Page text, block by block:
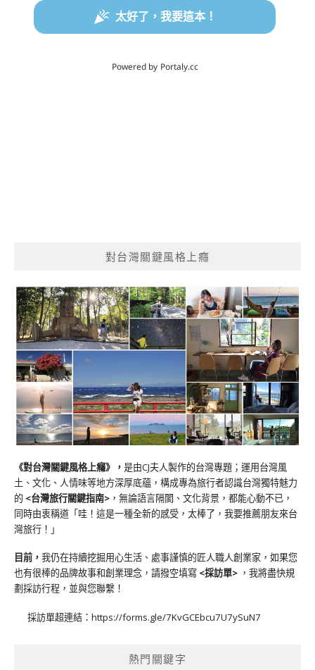
對台灣關鍵風格上癮
《對台灣關鍵風格上癮》 ， 是由CJ夫人製作的台灣專題；運用台灣風
土、文化、人情味等地方深厚底蘊，構成專為旅行者認識台灣獨特魅力
的 <台灣旅行關鍵指南> ，無論語言隔閡、文化背景，都能心動不已，
同時由衷稱道「哇！這是一種全新的感受，太棒了，我要推薦朋友來台
灣旅行！」
目前， 我仍在持續挖掘用心生活、處事謹慎的匠人職人創業家，如果您
也有很棒的品牌故事和創業理念，請撥空填寫 <採訪單> ，我將盡快規
劃採訪行程，並與您聯繫！
採訪單超連結： https://forms.gle/7KvGCEbcu7U7ySuN7
熱門關鍵字